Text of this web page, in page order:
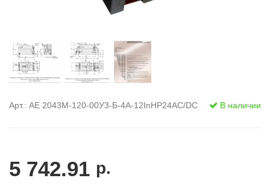
Арт.: АЕ 2043М-120-00У3-Б-4А-12InНР24AC/DC В наличии
5 742.91 р.